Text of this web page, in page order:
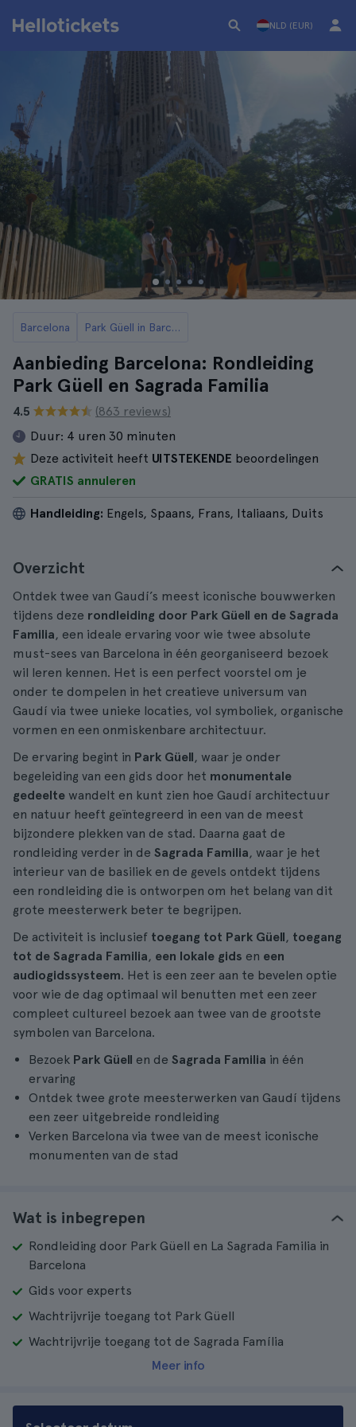
NLD (EUR)
Barcelona Park Güell in Barcelona Tickets en Rondleidingen
Aanbieding Barcelona: Rondleiding
Park Güell en Sagrada Familia
4.5
(863 reviews)
Duur: 4 uren 30 minuten
Deze activiteit heeft UITSTEKENDE beoordelingen
GRATIS annuleren
Handleiding: Engels, Spaans, Frans, Italiaans, Duits
Overzicht
Ontdek twee van Gaudí’s meest iconische bouwwerken
tijdens deze rondleiding door Park Güell en de Sagrada
Familia, een ideale ervaring voor wie twee absolute
must-sees van Barcelona in één georganiseerd bezoek
wil leren kennen. Het is een perfect voorstel om je
onder te dompelen in het creatieve universum van
Gaudí via twee unieke locaties, vol symboliek, organische
vormen en een onmiskenbare architectuur.
De ervaring begint in Park Güell, waar je onder
begeleiding van een gids door het monumentale
gedeelte wandelt en kunt zien hoe Gaudí architectuur
en natuur heeft geïntegreerd in een van de meest
bijzondere plekken van de stad. Daarna gaat de
rondleiding verder in de Sagrada Familia, waar je het
interieur van de basiliek en de gevels ontdekt tijdens
een rondleiding die is ontworpen om het belang van dit
grote meesterwerk beter te begrijpen.
De activiteit is inclusief toegang tot Park Güell, toegang
tot de Sagrada Familia, een lokale gids en een
audiogidssysteem. Het is een zeer aan te bevelen optie
voor wie de dag optimaal wil benutten met een zeer
compleet cultureel bezoek aan twee van de grootste
symbolen van Barcelona.
Bezoek Park Güell en de Sagrada Familia in één
ervaring
Ontdek twee grote meesterwerken van Gaudí tijdens
een zeer uitgebreide rondleiding
Verken Barcelona via twee van de meest iconische
monumenten van de stad
Wat is inbegrepen
Rondleiding door Park Güell en La Sagrada Familia in
Barcelona
Gids voor experts
Wachtrijvrije toegang tot Park Güell
Wachtrijvrije toegang tot de Sagrada Família
Meer info